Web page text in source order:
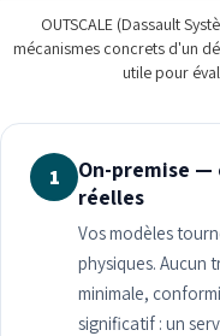
OUTSCALE (Dassault
mécanismes concrets d'un
utile pour
1
On-premise
réelles
Vos modèles
physiques. Aucun
minimale,
significatif : un